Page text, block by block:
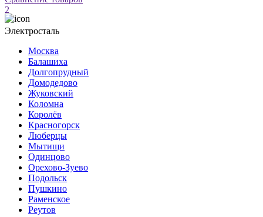
2
Электросталь
Москва
Балашиха
Долгопрудный
Домодедово
Жуковский
Коломна
Королёв
Красногорск
Люберцы
Мытищи
Одинцово
Орехово-Зуево
Подольск
Пушкино
Раменское
Реутов